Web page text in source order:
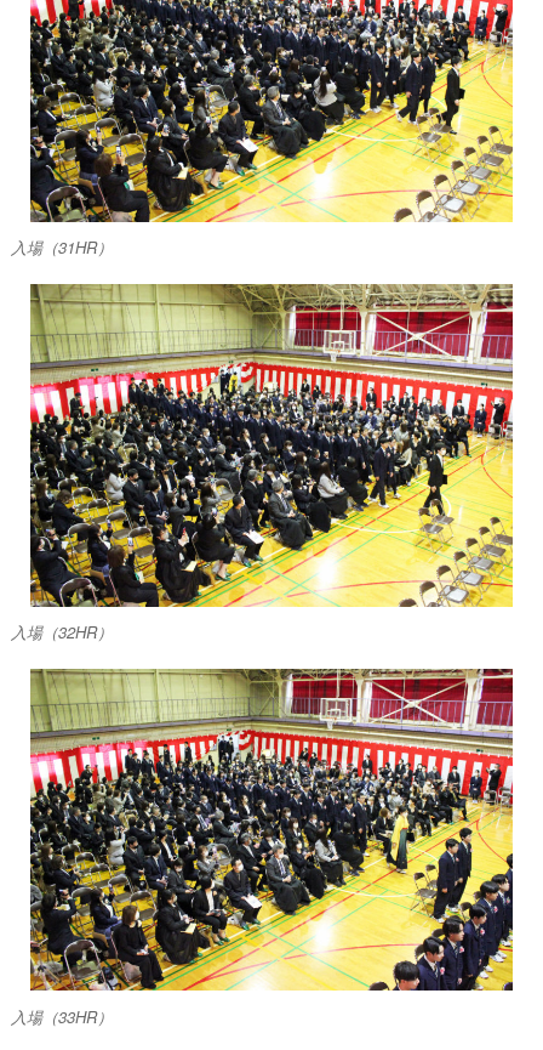
卒業式
入場（31HR）
入場（32HR）
入場（33HR）